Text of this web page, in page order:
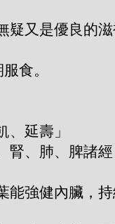
疑又是優良的
食。
、延壽」
腎、肺、脾諸
能強健內臟，